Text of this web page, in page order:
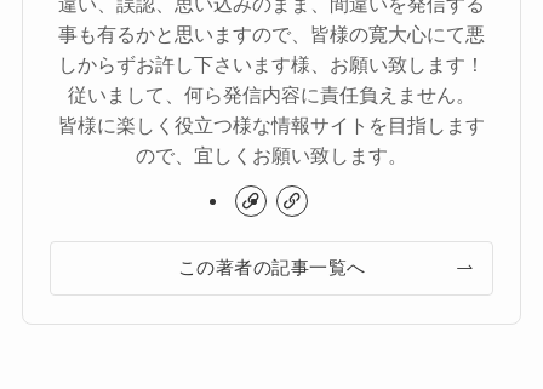
事も有るかと思いますので、皆様の寛大心にて悪
しからずお許し下さいます様、お願い致します！
従いまして、何ら発信内容に責任負えません。
皆様に楽しく役立つ様な情報サイトを目指します
ので、宜しくお願い致します。
この著者の記事一覧へ